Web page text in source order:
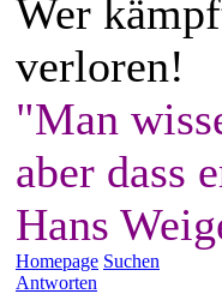
Wer
verloren!
"Man
aber dass
Hans
Homepage Suchen
Antworten